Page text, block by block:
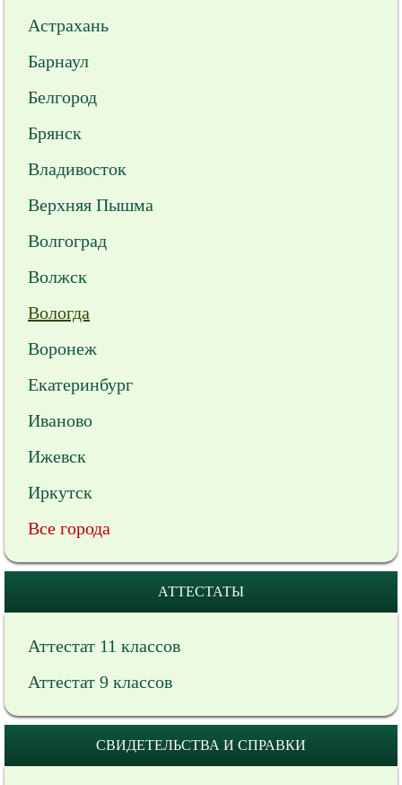
Астрахань
Барнаул
Белгород
Брянск
Владивосток
Верхняя Пышма
Волгоград
Волжск
Вологда
Воронеж
Екатеринбург
Иваново
Ижевск
Иркутск
Все города
АТТЕСТАТЫ
Аттестат 11 классов
Аттестат 9 классов
СВИДЕТЕЛЬСТВА И СПРАВКИ